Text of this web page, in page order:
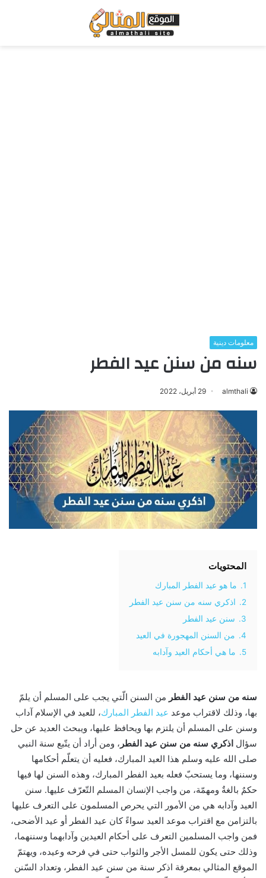
معلومات دينية
سنه من سنن عيد الفطر
almthali 29 أبريل، 2022
المحتويات
1.
ما هو عيد الفطر المبارك
2.
اذكري سنه من سنن عيد الفطر
3.
سنن عيد الفطر
4.
من السنن المهجورة في العيد
5.
ما هي أحكام العيد وآدابه
سنه من سنن عيد الفطر من السنن الّتي يجب على المسلم أن يلمّ
بها، وذلك لاقتراب موعد عيد الفطر المبارك، للعيد في الإسلام آداب
وسنن على المسلم أن يلتزم بها ويحافظ عليها، ويبحث العديد عن حل
سؤال اذكري سنه من سنن عيد الفطر ، ومن أراد أن يتّبع سنة النبي
صلى الله عليه وسلم هذا العيد المبارك، فعليه أن يتعلّم أحكامها
وسننها، وما يستحبّ فعله بعيد الفطر المبارك، وهذه السنن لها فيها
حكمٌ بالغةٌ ومهمّة، من واجب الإنسان المسلم التّعرّف عليها. سنن
العيد وآدابه هي من الأمور التي يحرص المسلمون على التعرف عليها
بالتزامن مع اقتراب موعد العيد سواءً كان عيد الفطر أو عيد الأضحى،
فمن واجب المسلمين التعرف على أحكام العيدين وآدابهما وسننهما،
وذلك حتى يكون للمسل الأجر والثواب حتى في فرحه وعيده، ويهتمّ
الموقع المثالي بمعرفة اذكر سنة من سنن عيد الفطر، وتعداد السّنن